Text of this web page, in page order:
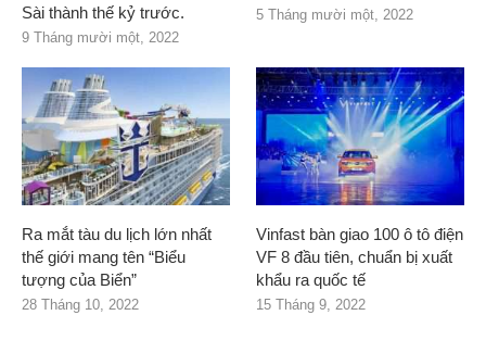
Sài thành thế kỷ trước.
9 Tháng mười một, 2022
5 Tháng mười một, 2022
Ra mắt tàu du lịch lớn nhất
thế giới mang tên “Biểu
tượng của Biển”
28 Tháng 10, 2022
Vinfast bàn giao 100 ô tô điện
VF 8 đầu tiên, chuẩn bị xuất
khẩu ra quốc tế
15 Tháng 9, 2022